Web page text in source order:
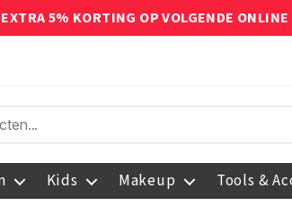
5% KORTING OP VOLGENDE
Kids Makeup Tools &